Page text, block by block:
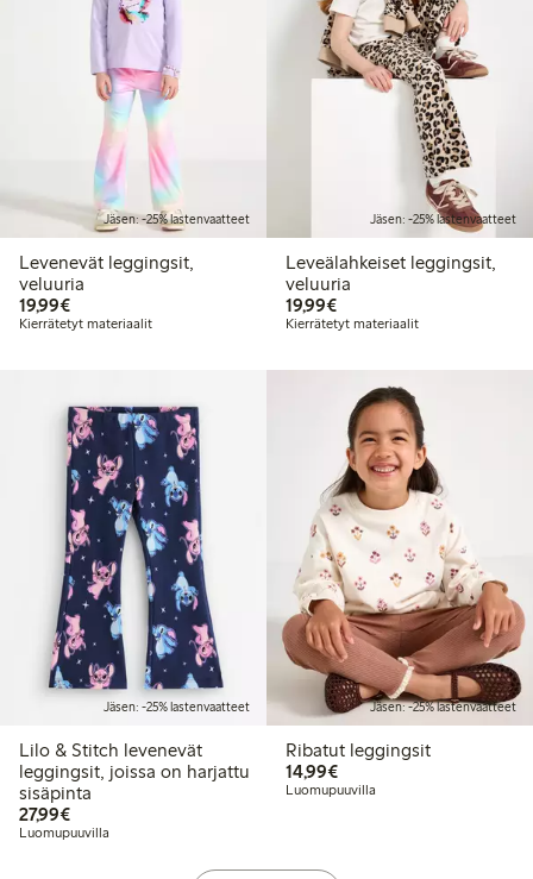
Jäsen: -25% lastenvaatteet
Levenevät leggingsit,
veluuria
19,99€19,99 €
Kierrätetyt materiaalit
Jäsen: -25% lastenvaatteet
Leveälahkeiset leggingsit,
veluuria
19,99€19,99 €
Kierrätetyt materiaalit
Jäsen: -25% lastenvaatteet
Lilo & Stitch levenevät
leggingsit, joissa on harjattu
sisäpinta
27,99€27,99 €
Luomupuuvilla
Jäsen: -25% lastenvaatteet
Ribatut leggingsit
14,99€14,99 €
Luomupuuvilla